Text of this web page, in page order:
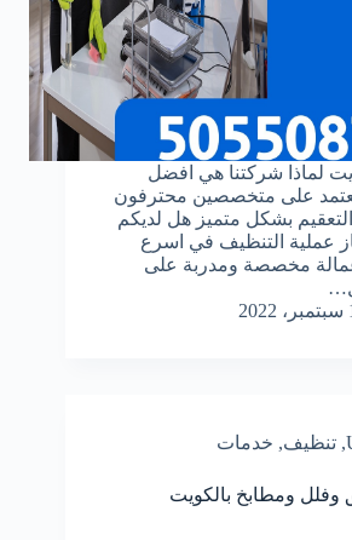
لماذا شركتنا هي افضل
على متخصصين محترفون
بشكل متميز هل لديكم
عملية التنظيف في اسرع
مخصصة ومدربة على
, تنظيف, خدمات
ومطابخ بالكويت